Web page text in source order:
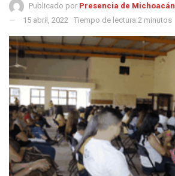
Publicado por Presencia de Michoacán
15 abril, 2022
Tiempo de lectura:2 minutos